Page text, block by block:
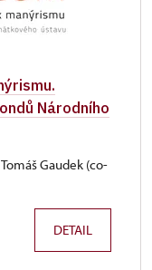
Národního
Gaudek (co-
DETAIL